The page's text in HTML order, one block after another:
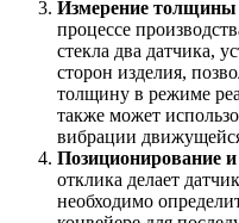
Измерение
процессе
стекла два датчика,
сторон изделия,
толщину в режиме
также может
вибрации
Позиционирование
отклика делает
необходимо